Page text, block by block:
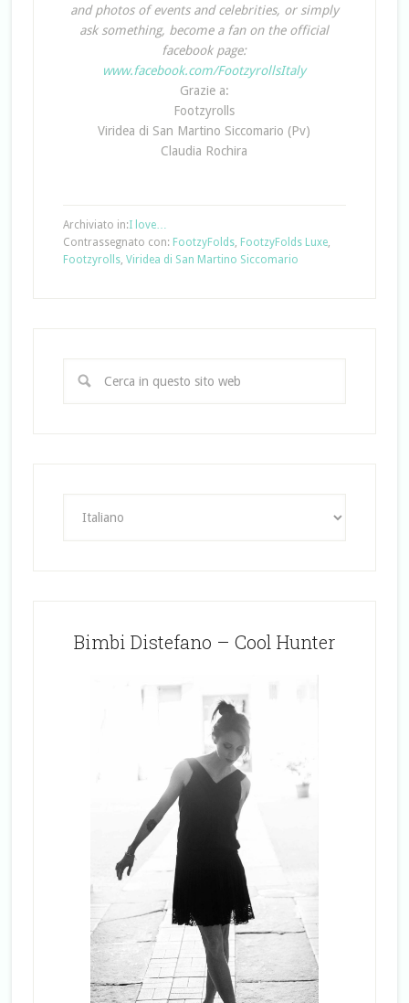
and photos of events and celebrities, or simply
ask something, become a fan on the official
facebook page:
www.facebook.com/FootzyrollsItaly
Grazie a:
Footzyrolls
Viridea di San Martino Siccomario (Pv)
Claudia Rochira
Archiviato in:I love…
Contrassegnato con: FootzyFolds, FootzyFolds Luxe,
Footzyrolls, Viridea di San Martino Siccomario
Bimbi Distefano – Cool Hunter